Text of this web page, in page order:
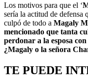
Los motivos para que el ‘
sería la actitud de defensa
culpó de todo a Magaly
mencionado que tanta
perdonar a la esposa
¿Magaly o la señora
TE PUEDE